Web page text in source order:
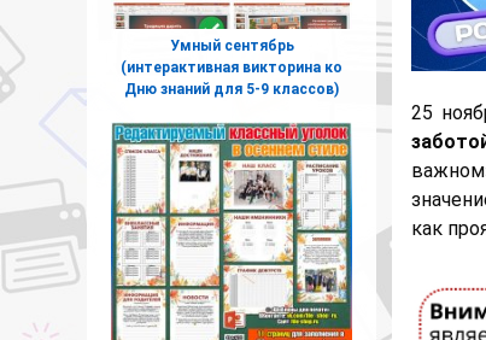
25
как
Умный сентябрь
(интерактивная викторина ко
Дню знаний для 5-9 классов)